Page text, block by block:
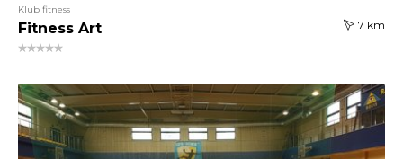
Klub fitness
Fitness Art 7 km